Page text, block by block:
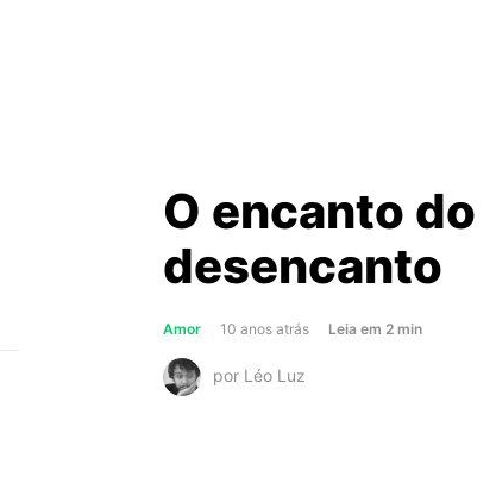
O encanto do
desencanto
Amor 10 anos atrás Leiaabout
em2 min
por Léo Luz